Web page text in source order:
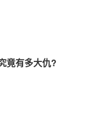
竟有多大仇?